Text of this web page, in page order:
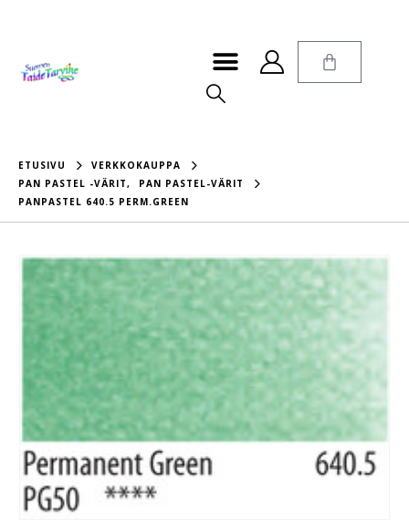
ETUSIVU
VERKKOKAUPPA
PAN PASTEL -VÄRIT,
PAN PASTEL-VÄRIT
PANPASTEL 640.5 PERM.GREEN